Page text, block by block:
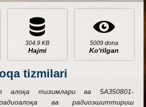
304.9 KB
Hajmi
5009 dona
Ko'rilgan
tizmilari
алоқа тизимлари ва 5А350801-
ва радиоэшиттириш